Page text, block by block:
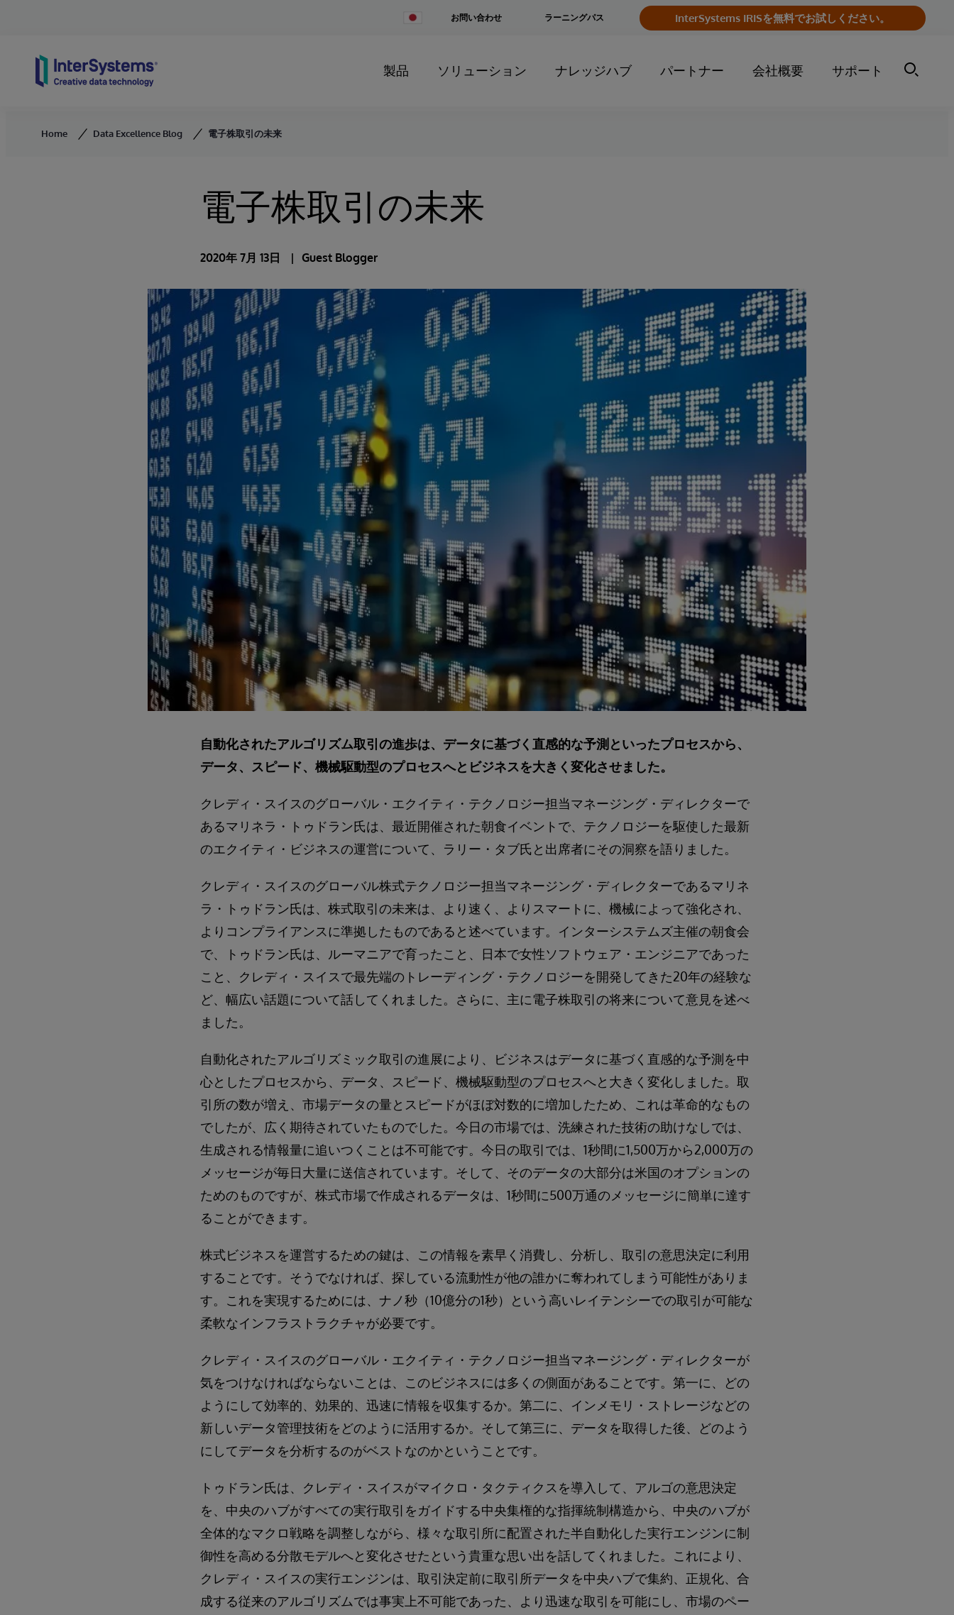
Change
お問い合わせ InterSystems IRISを無料でお試しください。
ラーニングパス
製品 ソリューション ナレッジハブ パートナー 会社概要 サポート
Home Data Excellence Blog 電子株取引の未来
電子株取引の未来
2020年 7月 13日 Guest Blogger
自動化されたアルゴリズム取引の進歩は、データに基づく直感的な予測といったプロセスから、
データ、スピード、機械駆動型のプロセスへとビジネスを大きく変化させました。
クレディ・スイスのグローバル・エクイティ・テクノロジー担当マネージング・ディレクターで
あるマリネラ・トゥドラン氏は、最近開催された朝食イベントで、テクノロジーを駆使した最新
のエクイティ・ビジネスの運営について、ラリー・タブ氏と出席者にその洞察を語りました。
クレディ・スイスのグローバル株式テクノロジー担当マネージング・ディレクターであるマリネ
ラ・トゥドラン氏は、株式取引の未来は、より速く、よりスマートに、機械によって強化され、
よりコンプライアンスに準拠したものであると述べています。インターシステムズ主催の朝食会
で、トゥドラン氏は、ルーマニアで育ったこと、日本で女性ソフトウェア・エンジニアであった
こと、クレディ・スイスで最先端のトレーディング・テクノロジーを開発してきた20年の経験な
ど、幅広い話題について話してくれました。さらに、主に電子株取引の将来について意見を述べ
ました。
自動化されたアルゴリズミック取引の進展により、ビジネスはデータに基づく直感的な予測を中
心としたプロセスから、データ、スピード、機械駆動型のプロセスへと大きく変化しました。取
引所の数が増え、市場データの量とスピードがほぼ対数的に増加したため、これは革命的なもの
でしたが、広く期待されていたものでした。今日の市場では、洗練された技術の助けなしでは、
生成される情報量に追いつくことは不可能です。今日の取引では、1秒間に1,500万から2,000万の
メッセージが毎日大量に送信されています。そして、そのデータの大部分は米国のオプションの
ためのものですが、株式市場で作成されるデータは、1秒間に500万通のメッセージに簡単に達す
ることができます。
株式ビジネスを運営するための鍵は、この情報を素早く消費し、分析し、取引の意思決定に利用
することです。そうでなければ、探している流動性が他の誰かに奪われてしまう可能性がありま
す。これを実現するためには、ナノ秒（10億分の1秒）という高いレイテンシーでの取引が可能な
柔軟なインフラストラクチャが必要です。
クレディ・スイスのグローバル・エクイティ・テクノロジー担当マネージング・ディレクターが
気をつけなければならないことは、このビジネスには多くの側面があることです。第一に、どの
ようにして効率的、効果的、迅速に情報を収集するか。第二に、インメモリ・ストレージなどの
新しいデータ管理技術をどのように活用するか。そして第三に、データを取得した後、どのよう
にしてデータを分析するのがベストなのかということです。
トゥドラン氏は、クレディ・スイスがマイクロ・タクティクスを導入して、アルゴの意思決定
を、中央のハブがすべての実行取引をガイドする中央集権的な指揮統制構造から、中央のハブが
全体的なマクロ戦略を調整しながら、様々な取引所に配置された半自動化した実行エンジンに制
御性を高める分散モデルへと変化させたという貴重な思い出を話してくれました。これにより、
クレディ・スイスの実行エンジンは、取引決定前に取引所データを中央ハブで集約、正規化、合
成する従来のアルゴリズムでは事実上不可能であった、より迅速な取引を可能にし、市場のペー